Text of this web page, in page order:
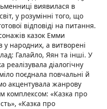
виявилася в
у розумінні того, що
відповіді на питання.
казок Емми
у народних, а витворені
Галайло, Яян та інші. У
реалізувала діалогічну
поєднала повчальні й
акцентувала жанрову
комплексом: «Казка про
«Казка про